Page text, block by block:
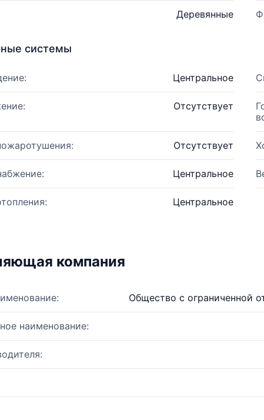
Деревянные
системы
Центральное
Отсутствует
Отсутствует
Центральное
Центральное
компания
Общество с ограниченной
наименование: